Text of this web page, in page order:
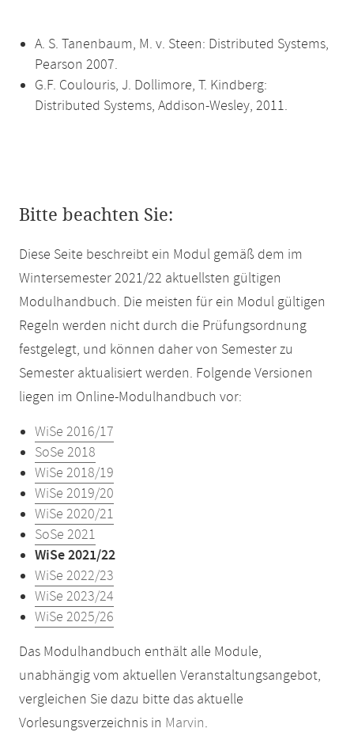
A. S. Tanenbaum, M. v. Steen: Distributed Systems,
Pearson 2007.
G.F. Coulouris, J. Dollimore, T. Kindberg:
Distributed Systems, Addison-Wesley, 2011.
Bitte beachten Sie:
Diese Seite beschreibt ein Modul gemäß dem im
Wintersemester 2021/22 aktuellsten gültigen
Modulhandbuch. Die meisten für ein Modul gültigen
Regeln werden nicht durch die Prüfungsordnung
festgelegt, und können daher von Semester zu
Semester aktualisiert werden. Folgende Versionen
liegen im Online-Modulhandbuch vor:
WiSe 2016/17
SoSe 2018
WiSe 2018/19
WiSe 2019/20
WiSe 2020/21
SoSe 2021
WiSe 2021/22
WiSe 2022/23
WiSe 2023/24
WiSe 2025/26
Das Modulhandbuch enthält alle Module,
unabhängig vom aktuellen Veranstaltungsangebot,
vergleichen Sie dazu bitte das aktuelle
Vorlesungsverzeichnis in Marvin.